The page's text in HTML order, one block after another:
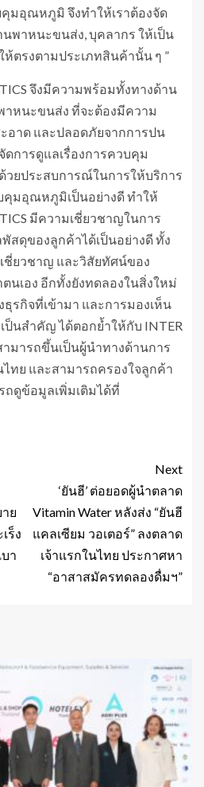
มอุณหภูมิ จึงทำให้เราต้องจัด
พาหนะขนส่ง, บุคลากร ให้เป็น
ตรงตามประเภทสินค้านั้น ๆ ”
จึงมีความพร้อมทั้งทางด้าน
หนะขนส่ง ที่จะต้องมีความ
อาด และปลอดภัยจากการปน
ดการดูแลเรื่องการควบคุม
ยประสบการณ์ในการให้บริการ
มอุณหภูมิเป็นอย่างดี ทำให้
มีความเชี่ยวชาญในการ
สดุของลูกค้าได้เป็นอย่างดี ทั้ง
ชี่ยวชาญ และวิสัยทัศน์ของ
นเอง อีกทั้งยังทดลองในสิ่งใหม่
ธุรกิจที่เข้ามา และการมองเห็น
ป็นสำคัญ ได้ตอกย้ำให้กับ INTER
สามารถขึ้นเป็นผู้นำทางด้านการ
ย และสามารถครองใจลูกค้า
ถดูข้อมูลเพิ่มเติมได้ที่
ย
ร็ง
า
Next
‘ยันฮี’ ต่อยอดผู้นำตลาด
Vitamin Water หลังส่ง “ยันฮี
แคลเซียม วอเตอร์” ลงตลาด
เจ้าแรกในไทย ประกาศหา
“อาสาสมัครทดลองดื่มฯ”